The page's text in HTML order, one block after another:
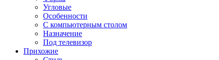
Угловые
Особенности
С компьютерным столом
Назначение
Под телевизор
Прихожие